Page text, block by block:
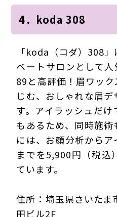
4．koda 308
「koda（コダ）308
ベートサロンとして
89と高評価！眉ワッ
じむ、おしゃれな眉
す。アイラッシュだ
もあるため、同時施
には、お顔分析から
までを5,900円（税込
ています。
住所：埼玉県さいた
田ビル2F